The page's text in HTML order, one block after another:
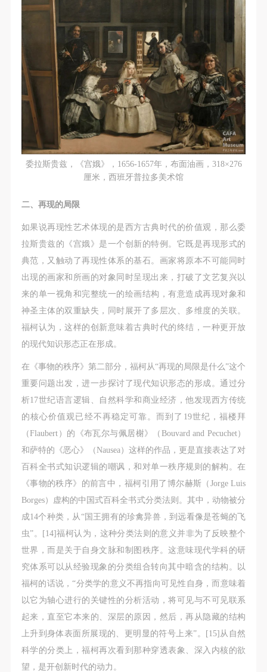
委拉斯贵兹，《宫娥》，1656-1657年，布面油画，318×276
厘米，西班牙普拉多美术馆
二、再现的局限
如果说再现性艺术体现的是西方古典时代的价值观，那么委
拉斯贵兹的《宫娥》是一个创新的特例。它既是再现形式的
典范，又触动了再现性体系的基石。画家将原本不可能同时
出现的画家和所画的对象同时呈现出来，打破了文艺复兴以
来的单一视角和完整统一的绘画结构，有意造成再现对象和
神圣主体的双重缺失，同时展开了多层次、多维度的关联。
福柯认为，这样的创新意味着古典时代的终结，一种更开放
的现代知识形态正在形成。
在《事物的秩序》第二部分，福柯从“再现的局限是什么”这个
重要问题出发，进一步探讨了现代知识形态的形成。通过分
析17世纪语言逻辑、自然科学和商业经济，他发现西方传统
的核心价值观已经不再稳定可靠。而到了19世纪，福楼拜
（Flaubert）的《布瓦尔与佩居榭》（Bouvard and Pecuchet）
和萨特的《恶心》（Nausea）这样的作品，更是直接表达了对
百科全书式知识逻辑的嘲讽，和对单一秩序规则的解构。在
《事物的秩序》的前言中，福柯引用了博尔赫斯（Jorge Luis
Borges）虚构的中国式百科全书式分类法则。其中，动物被分
成14个种类，从“国王拥有的珍禽异兽，到远看像是苍蝇的飞
虫”。[14]福柯认为，这种分类法则的意义并非为了反映整个
世界，而是关于自身文脉和制图秩序。这意味现代学科的研
究体系可以从经验现象的分类组合转向其中暗含的结构。以
福柯的话说，“分类学的意义不再指向可见性自身，而意味着
以它为轴心进行的关键性的分析活动，将可见与不可见联系
起来，直至它本来的、深层的原因，然后，再从隐藏的结构
上升到身体表面所展现的、更明显的符号上来”。[15]从自然
科学的分类上，福柯再次看到那种穿透表象、深入内核的欲
望，是开创新时代的动力。